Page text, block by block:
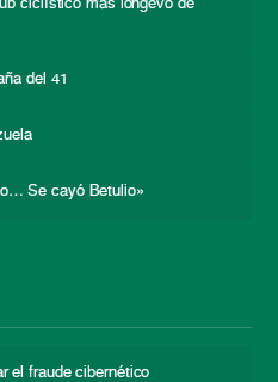
ciclístico más longevo de
del 41
Se cayó Betulio»
el fraude cibernético